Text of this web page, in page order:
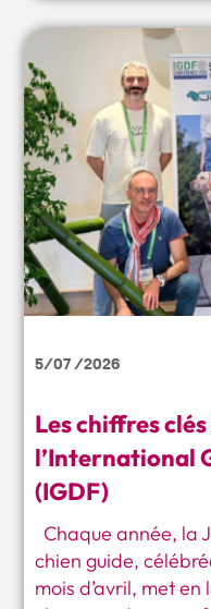
Les chiffres
l’International
(IGDF)
Chaque année, la
chien guide,
mois d’avril, met
5/07 /2026